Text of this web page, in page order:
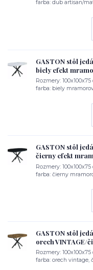
farba: dub artisan/
GASTON stôl
biely efekt
Rozmery:
farba: biely
GASTON stôl
čierny efekt
Rozmery:
farba: čierny
GASTON stôl
orech VINTAGE/
Rozmery:
farba: orech vintage,